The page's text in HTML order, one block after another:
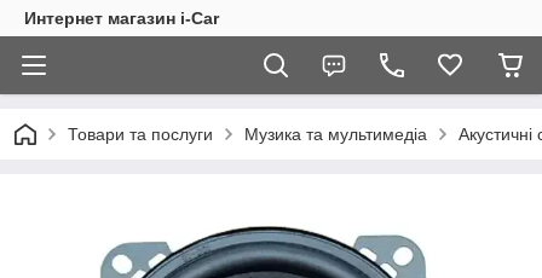
Интернет магазин i-Car
Товари та послуги Музика та мультимедіа Акустичні